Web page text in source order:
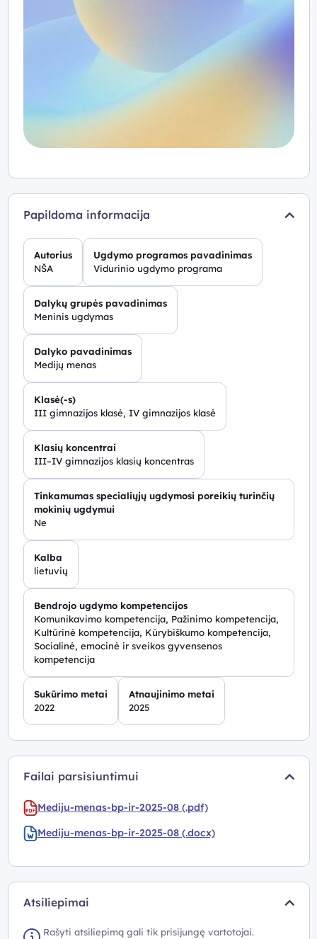
Papildoma informacija
Autorius
NŠA
Ugdymo programos pavadinimas
Vidurinio ugdymo programa
Dalykų grupės pavadinimas
Meninis ugdymas
Dalyko pavadinimas
Medijų menas
Klasė(-s)
III gimnazijos klasė, IV gimnazijos klasė
Klasių koncentrai
III–IV gimnazijos klasių koncentras
Tinkamumas specialiųjų ugdymosi poreikių turinčių
mokinių ugdymui
Ne
Kalba
lietuvių
Bendrojo ugdymo kompetencijos
Komunikavimo kompetencija, Pažinimo kompetencija,
Kultūrinė kompetencija, Kūrybiškumo kompetencija,
Socialinė, emocinė ir sveikos gyvensenos
kompetencija
Sukūrimo metai
2022
Atnaujinimo metai
2025
Failai parsisiuntimui
Mediju-menas-bp-ir-2025-08 (.pdf)
Mediju-menas-bp-ir-2025-08 (.docx)
Atsiliepimai
Rašyti atsiliepimą gali tik prisijungę vartotojai.